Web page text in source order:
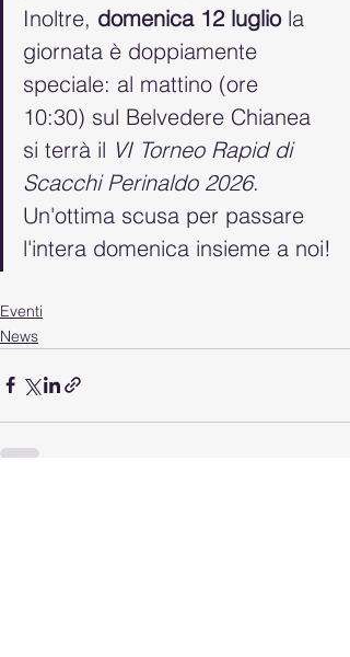
Inoltre, domenica 12 luglio la
giornata è doppiamente
speciale: al mattino (ore
10:30) sul Belvedere Chianea
si terrà il VI Torneo Rapid di
Scacchi Perinaldo 2026.
Un'ottima scusa per passare
l'intera domenica insieme a noi!
Eventi
News